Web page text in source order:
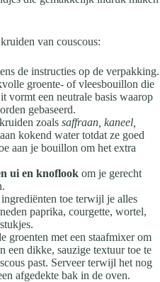
van couscous:
de instructies op de verpakking.
groente- of vleesbouillon die
vormt een neutrale basis waarop
gebaseerd.
zoals saffraan, kaneel,
kokend water totdat ze goed
aan je bouillon om het extra
ui en knoflook om je gerecht
toe terwijl je alles
paprika, courgette, wortel,
groenten met een staafmixer om
een dikke, sauzige textuur toe te
past. Serveer terwijl het nog
afgedekte bak in de oven.